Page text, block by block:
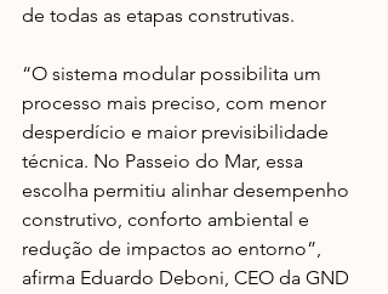
de todas as etapas construtivas.
“O sistema modular possibilita um
processo mais preciso, com menor
desperdício e maior previsibilidade
técnica. No Passeio do Mar, essa
escolha permitiu alinhar desempenho
construtivo, conforto ambiental e
redução de impactos ao entorno”,
afirma Eduardo Deboni, CEO da GND